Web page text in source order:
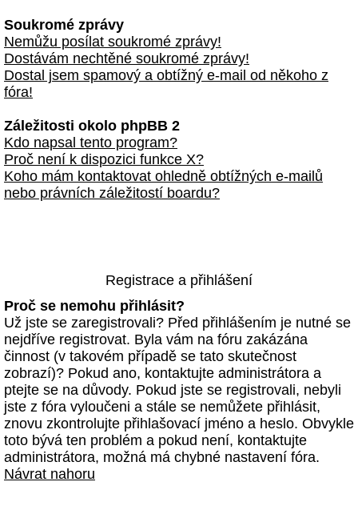
Soukromé zprávy
Nemůžu posílat soukromé zprávy!
Dostávám nechtěné soukromé zprávy!
Dostal jsem spamový a obtížný e-mail od někoho z
fóra!
Záležitosti okolo phpBB 2
Kdo napsal tento program?
Proč není k dispozici funkce X?
Koho mám kontaktovat ohledně obtížných e-mailů
nebo právních záležitostí boardu?
Registrace a přihlášení
Proč se nemohu přihlásit?
Už jste se zaregistrovali? Před přihlášením je nutné se
nejdříve registrovat. Byla vám na fóru zakázána
činnost (v takovém případě se tato skutečnost
zobrazí)? Pokud ano, kontaktujte administrátora a
ptejte se na důvody. Pokud jste se registrovali, nebyli
jste z fóra vyloučeni a stále se nemůžete přihlásit,
znovu zkontrolujte přihlašovací jméno a heslo. Obvykle
toto bývá ten problém a pokud není, kontaktujte
administrátora, možná má chybné nastavení fóra.
Návrat nahoru